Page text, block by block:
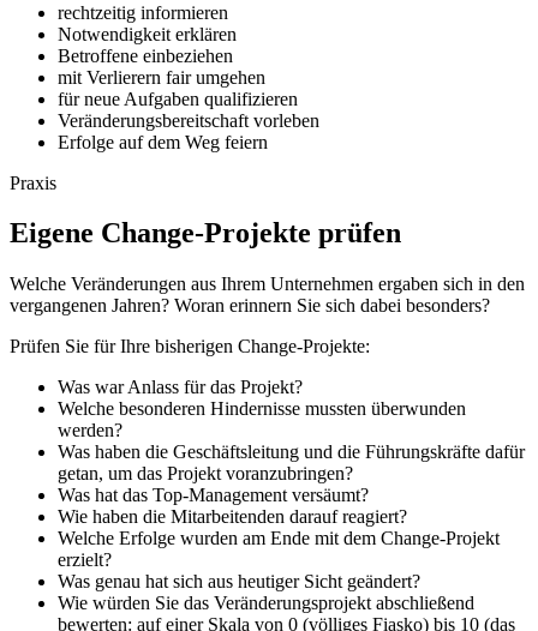
rechtzeitig informieren
Notwendigkeit erklären
Betroffene einbeziehen
mit Verlierern fair umgehen
für neue Aufgaben qualifizieren
Veränderungsbereitschaft vorleben
Erfolge auf dem Weg feiern
Praxis
Eigene Change-Projekte prüfen
Welche Veränderungen aus Ihrem Unternehmen ergaben sich in den
vergangenen Jahren? Woran erinnern Sie sich dabei besonders?
Prüfen Sie für Ihre bisherigen Change-Projekte:
Was war Anlass für das Projekt?
Welche besonderen Hindernisse mussten überwunden
werden?
Was haben die Geschäftsleitung und die Führungskräfte dafür
getan, um das Projekt voranzubringen?
Was hat das Top-Management versäumt?
Wie haben die Mitarbeitenden darauf reagiert?
Welche Erfolge wurden am Ende mit dem Change-Projekt
erzielt?
Was genau hat sich aus heutiger Sicht geändert?
Wie würden Sie das Veränderungsprojekt abschließend
bewerten: auf einer Skala von 0 (völliges Fiasko) bis 10 (das